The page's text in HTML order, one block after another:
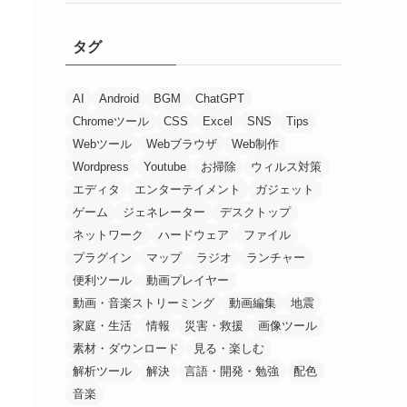
タグ
AI Android BGM
ChatGPT
Chromeツール
CSS Excel SNS
Tips
Webツール
Webブラウザ
Web制作
Wordpress
Youtube お掃除
ウィルス対策
エディタ
エンターテイメント
ガジェット
ゲーム
ジェネレーター
デスクトップ
ネットワーク
ハードウェア
ファイル
プラグイン
マップ ラジオ
ランチャー
便利ツール
動画プレイヤー
動画・音楽ストリーミング
動画編集
地震
家庭・生活
情報 災害・救援
画像ツール
素材・ダウンロード
見る・楽しむ
解析ツール
解決 言語・開発・勉強
配色
音楽